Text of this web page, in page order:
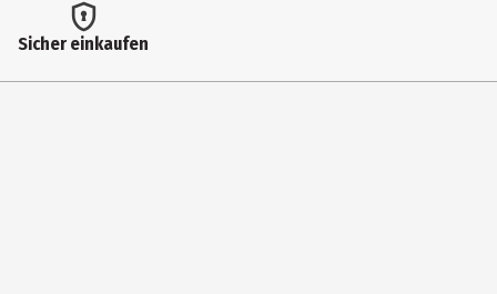
Sicher einkaufen